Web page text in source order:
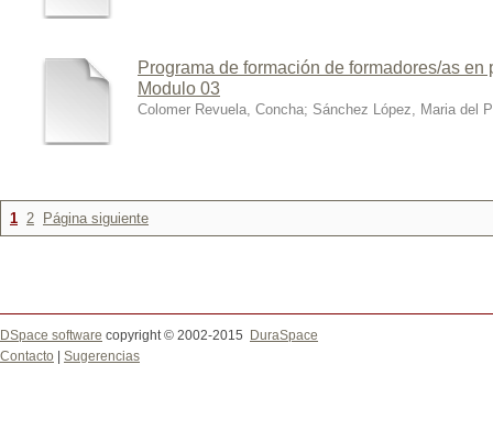
Programa de formación de formadores/as
Modulo 03
Colomer Revuela, Concha; Sánchez López, Maria del
1 2 Página siguiente
DSpace software copyright © 2002-2015
DuraSpace
Contacto
Sugerencias